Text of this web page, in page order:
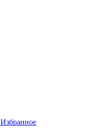
Избранное